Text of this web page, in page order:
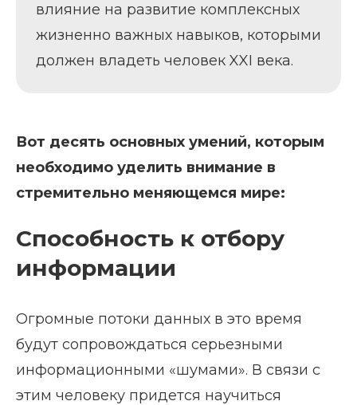
влияние на развитие комплексных
жизненно важных навыков, которыми
должен владеть человек XXI века.
Вот десять основных умений, которым
необходимо уделить внимание в
стремительно меняющемся мире:
Способность к отбору
информации
Огромные потоки данных в это время
будут сопровождаться серьезными
информационными «шумами». В связи с
этим человеку придется научиться